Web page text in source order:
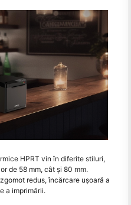
HPRT vin în diferite stiluri,
de 58 mm, cât și 80 mm.
redus, încărcare ușoară a
a imprimării.